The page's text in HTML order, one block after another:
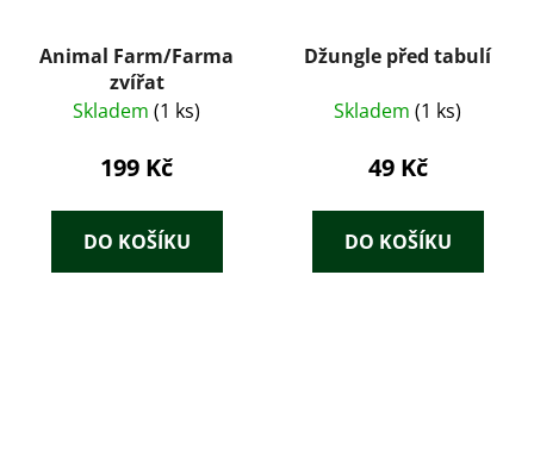
Animal Farm/Farma
zvířat
Skladem (1 ks)
199 Kč
DO KOŠÍKU
Džungle před tabulí
Skladem (1 ks)
49 Kč
DO KOŠÍKU